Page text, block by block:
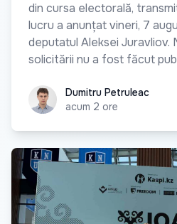
din cursa electorală,
lucru a anunțat vineri, 7
deputatul Aleksei Juravliov.
solicitării nu a fost făcut
Dumitru Petruleac
Dumitru Petruleac
acum 2 ore